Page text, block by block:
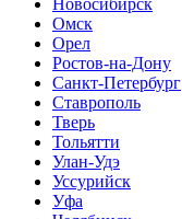
Омск
Орел
Ростов-на-Дону
Санкт-Петербург
Ставрополь
Тверь
Тольятти
Улан-Удэ
Уссурийск
Уфа